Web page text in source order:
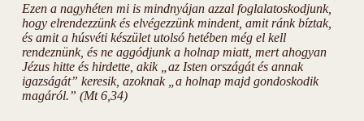
Ezen a nagyhéten mi is mindnyájan azzal foglalatoskodjunk,
hogy elrendezzünk és elvégezzünk mindent, amit ránk bíztak,
és amit a húsvéti készület utolsó hetében még el kell
rendeznünk, és ne aggódjunk a holnap miatt, mert ahogyan
Jézus hitte és hirdette, akik „az Isten országát és annak
igazságát” keresik, azoknak „a holnap majd gondoskodik
magáról.” (Mt 6,34)